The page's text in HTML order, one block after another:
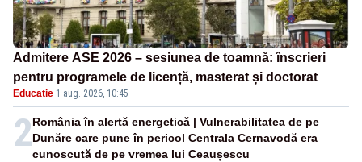
Admitere ASE 2026 – sesiunea de toamnă: înscrieri
pentru programele de licență, masterat și doctorat
Educatie·1 aug. 2026, 10:45
2România în alertă energetică | Vulnerabilitatea de pe
Dunăre care pune în pericol Centrala Cernavodă era
cunoscută de pe vremea lui Ceaușescu